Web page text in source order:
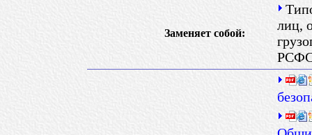
Заменяет собой:
лиц,